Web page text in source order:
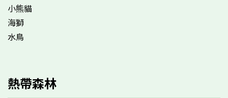
小熊貓
海獅
水鳥
熱帶森林